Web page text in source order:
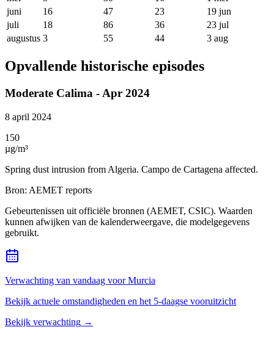
juni
16 47 23
19 jun
juli
18 86 36
23 jul
augustus 3 55 44 3 aug
Opvallende historische episodes
Moderate Calima - Apr 2024
8 april 2024
150
µg/m³
Spring dust intrusion from Algeria. Campo de Cartagena affected.
Bron: AEMET reports
Gebeurtenissen uit officiële bronnen (AEMET, CSIC). Waarden
kunnen afwijken van de kalenderweergave, die modelgegevens
gebruikt.
Verwachting van vandaag voor Murcia
Bekijk actuele omstandigheden en het 5-daagse vooruitzicht
Bekijk verwachting →